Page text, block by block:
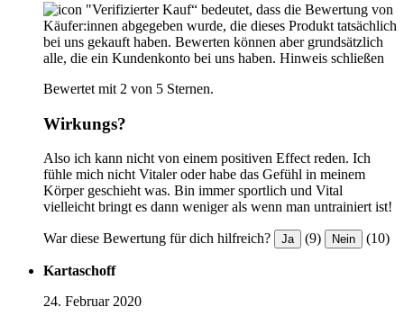
"Verifizierter Kauf“ bedeutet, dass die Bewertung von
Käufer:innen abgegeben wurde, die dieses Produkt tatsächlich
bei uns gekauft haben. Bewerten können aber grundsätzlich
alle, die ein Kundenkonto bei uns haben. Hinweis schließen
Bewertet mit 2 von 5 Sternen.
Wirkungs?
Also ich kann nicht von einem positiven Effect reden. Ich
fühle mich nicht Vitaler oder habe das Gefühl in meinem
Körper geschieht was. Bin immer sportlich und Vital
vielleicht bringt es dann weniger als wenn man untrainiert ist!
War diese Bewertung für dich hilfreich? Ja (9) Nein (10)
Kartaschoff
24. Februar 2020